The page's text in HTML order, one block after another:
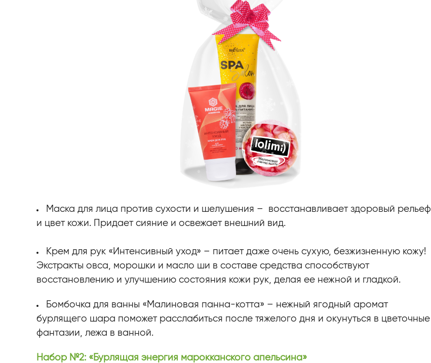
Маска для лица против сухости и шелушения – восстанавливает здоровый рельеф
и цвет кожи. Придает сияние и освежает внешний вид.
Крем для рук «Интенсивный уход» – питает даже очень сухую, безжизненную кожу!
Экстракты овса, морошки и масло ши в составе средства способствуют
восстановлению и улучшению состояния кожи рук, делая ее нежной и гладкой.
Бомбочка для ванны «Малиновая панна-котта» – нежный ягодный аромат
бурлящего шара поможет расслабиться после тяжелого дня и окунуться в цветочные
фантазии, лежа в ванной.
Набор №2: «Бурлящая энергия марокканского апельсина»